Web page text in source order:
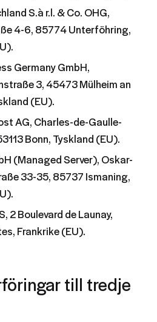
S.à r.l. & Co. OHG,
4-6, 85774 Unterföhring,
Germany GmbH,
3, 45473 Mülheim an
(EU).
AG, Charles-de-Gaulle-
Bonn, Tyskland (EU).
(Managed Server), Oskar-
33-35, 85737 Ismaning,
2 Boulevard de Launay,
Frankrike (EU).
till tredje